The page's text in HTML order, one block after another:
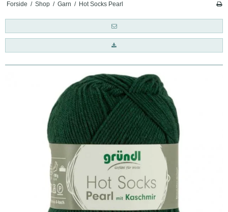
Forside / Shop / Garn / Hot Socks Pearl